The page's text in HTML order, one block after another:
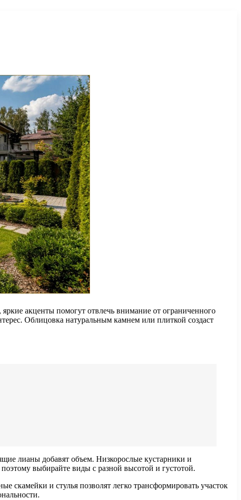
акценты помогут отвлечь внимание от ограниченного
Облицовка натуральным камнем или плиткой создаст
лианы добавят объем. Низкорослые кустарники и
выбирайте виды с разной высотой и густотой.
скамейки и стулья позволят легко трансформировать участок